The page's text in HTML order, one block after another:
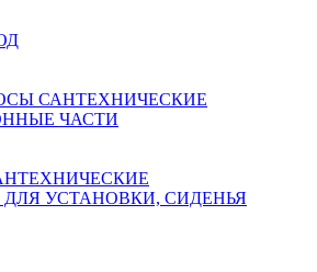
САНТЕХНИЧЕСКИЕ
ЧАСТИ
УСТАНОВКИ, СИДЕНЬЯ